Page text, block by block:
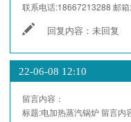
联系电话:18667213288邮箱:
回复内容：未回复
22-06-08 12:10
留言内容：
标题:电加热蒸汽锅炉 留言内